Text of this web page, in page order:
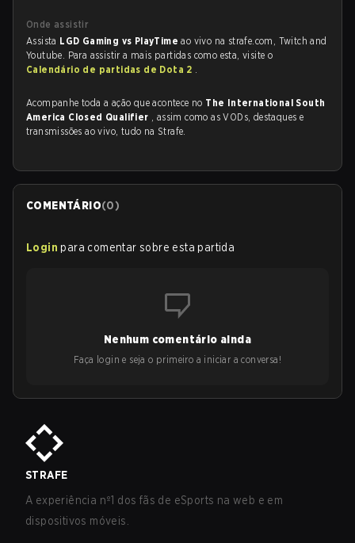
Onde assistir
Assista LGD Gaming vs PlayTimeao vivo na strafe.com, Twitch and
Youtube. Para assistir a mais partidas como esta, visite o
Calendário de partidas de Dota 2 .
Acompanhe toda a ação que acontece no The International South
America Closed Qualifier , assim como as VODs, destaques e
transmissões ao vivo, tudo na Strafe.
COMENTÁRIO(0)
Login para comentar sobre esta partida
Nenhum comentário ainda
Faça login e seja o primeiro a iniciar a conversa!
STRAFE
A experiência nº1 dos fãs de eSports na web e em
dispositivos móveis.